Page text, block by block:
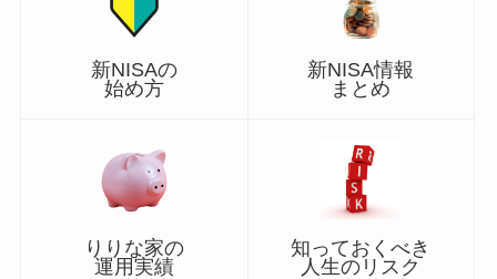
新NISAの
始め方
新NISA情報
まとめ
りりな家の
運用実績
知っておくべき
人生のリスク